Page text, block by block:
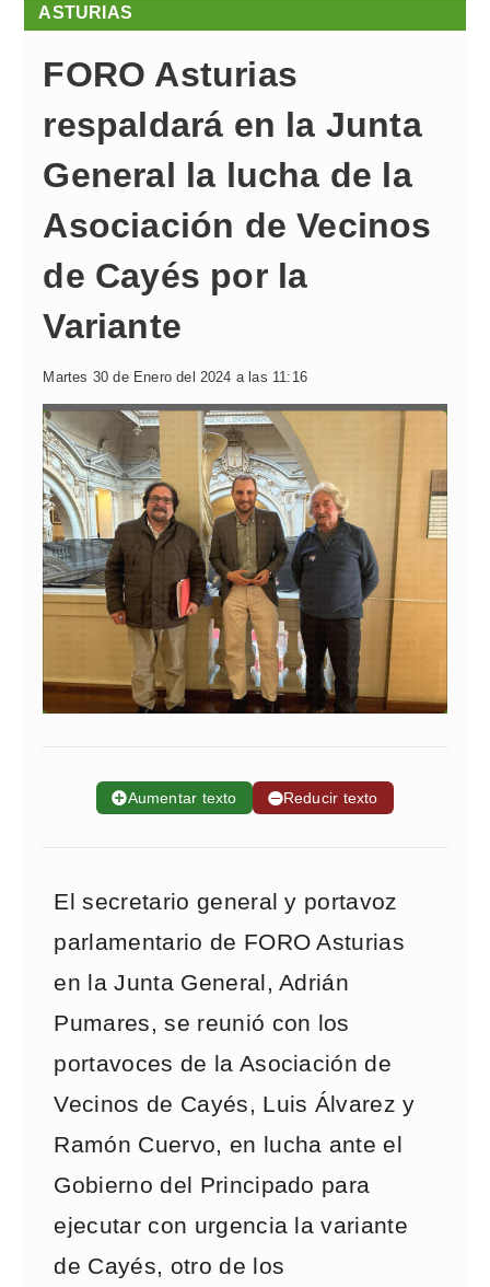
ASTURIAS
FORO Asturias
respaldará en la Junta
General la lucha de la
Asociación de Vecinos
de Cayés por la
Variante
Martes 30 de Enero del 2024 a las 11:16
➕Aumentar texto ➖Reducir texto
El secretario general y portavoz
parlamentario de FORO Asturias
en la Junta General, Adrián
Pumares, se reunió con los
portavoces de la Asociación de
Vecinos de Cayés, Luis Álvarez y
Ramón Cuervo, en lucha ante el
Gobierno del Principado para
ejecutar con urgencia la variante
de Cayés, otro de los